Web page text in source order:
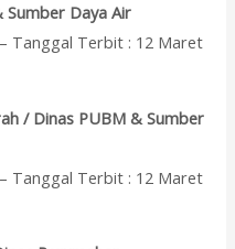
Sumber Daya Air
Tanggal Terbit : 12 Maret
/ Dinas PUBM & Sumber
Tanggal Terbit : 12 Maret